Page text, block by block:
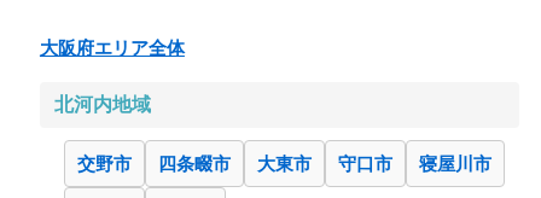
大阪府エリア全体
北河内地域
交野市 四条畷市 大東市 守口市 寝屋川市